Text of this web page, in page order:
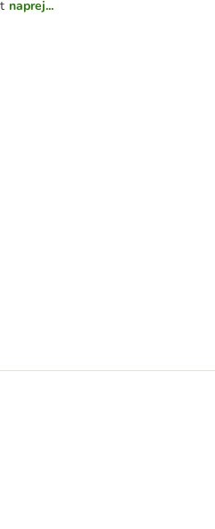
naprej...
Renal